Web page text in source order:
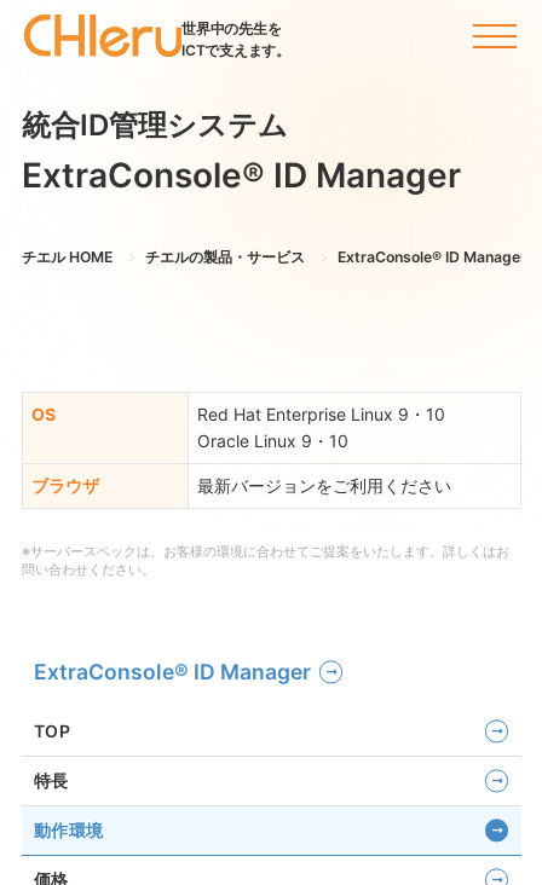
世界中の先生を
ICTで支えます。
統合ID管理システム
ExtraConsole® ID Manager
チエル HOME チエルの製品・サービス ExtraConsole® ID Manager
OS
Red Hat Enterprise Linux 9・10
Oracle Linux 9・10
ブラウザ 最新バージョンをご利用ください
※サーバースペックは、お客様の環境に合わせてご提案をいたします。詳しくはお
問い合わせください。
ExtraConsole® ID Manager
TOP
特長
動作環境
価格